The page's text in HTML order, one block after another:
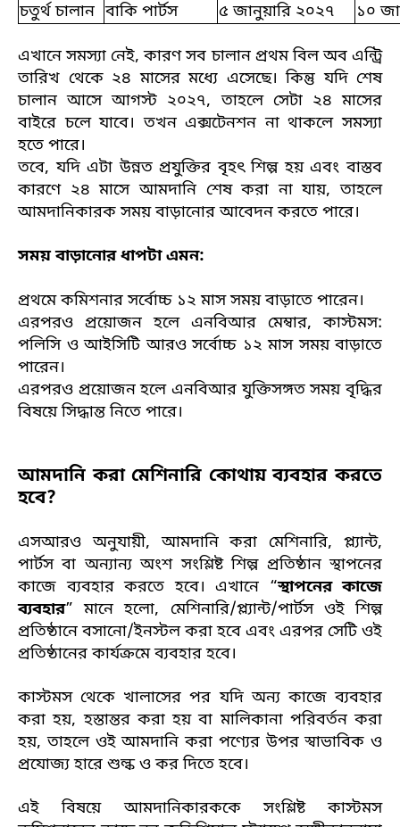
চতুর্থ চালান বাকি পার্টস ৫ জানুয়ারি ২০২৭ ১০
এখানে সমস্যা নেই, কারণ সব চালান প্রথম বিল অব এন্ট্রি
তারিখ থেকে ২৪ মাসের মধ্যে এসেছে। কিন্তু যদি শেষ
চালান আসে আগস্ট ২০২৭, তাহলে সেটা ২৪ মাসের
বাইরে চলে যাবে। তখন এক্সটেনশন না থাকলে সমস্যা
হতে পারে।
তবে, যদি এটা উন্নত প্রযুক্তির বৃহৎ শিল্প হয় এবং বাস্তব
কারণে ২৪ মাসে আমদানি শেষ করা না যায়, তাহলে
আমদানিকারক সময় বাড়ানোর আবেদন করতে পারে।
সময় বাড়ানোর ধাপটা এমন:
প্রথমে কমিশনার সর্বোচ্চ ১২ মাস সময় বাড়াতে পারেন।
এরপরও প্রয়োজন হলে এনবিআর মেম্বার, কাস্টমস:
পলিসি ও আইসিটি আরও সর্বোচ্চ ১২ মাস সময় বাড়াতে
পারেন।
এরপরও প্রয়োজন হলে এনবিআর যুক্তিসঙ্গত সময় বৃদ্ধির
বিষয়ে সিদ্ধান্ত নিতে পারে।
আমদানি করা মেশিনারি কোথায় ব্যবহার করতে
হবে?
এসআরও অনুযায়ী, আমদানি করা মেশিনারি, প্ল্যান্ট,
পার্টস বা অন্যান্য অংশ সংশ্লিষ্ট শিল্প প্রতিষ্ঠান স্থাপনের
কাজে ব্যবহার করতে হবে। এখানে “স্থাপনের কাজে
ব্যবহার” মানে হলো, মেশিনারি/প্ল্যান্ট/পার্টস ওই শিল্প
প্রতিষ্ঠানে বসানো/ইনস্টল করা হবে এবং এরপর সেটি ওই
প্রতিষ্ঠানের কার্যক্রমে ব্যবহার হবে।
কাস্টমস থেকে খালাসের পর যদি অন্য কাজে ব্যবহার
করা হয়, হস্তান্তর করা হয় বা মালিকানা পরিবর্তন করা
হয়, তাহলে ওই আমদানি করা পণ্যের উপর স্বাভাবিক ও
প্রযোজ্য হারে শুল্ক ও কর দিতে হবে।
এই বিষয়ে আমদানিকারককে সংশ্লিষ্ট কাস্টমস